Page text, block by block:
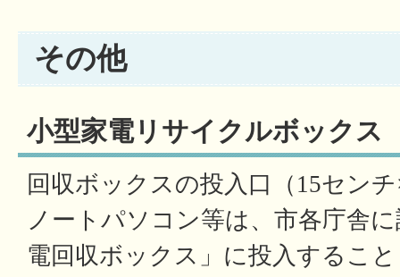
その他
小型家電リサイクルボックス
回収ボックスの投入口（15セン
ノートパソコン等は、市各庁舎
電回収ボックス」に投入するこ